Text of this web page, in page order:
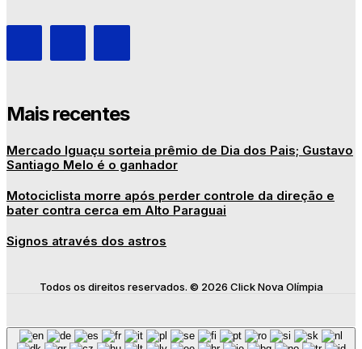
Mais recentes
Mercado Iguaçu sorteia prêmio de Dia dos Pais; Gustavo
Santiago Melo é o ganhador
Motociclista morre após perder controle da direção e
bater contra cerca em Alto Paraguai
Signos através dos astros
Todos os direitos reservados. © 2026 Click Nova Olímpia